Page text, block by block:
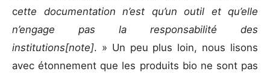
cette documentation n’est qu’un outil et qu’elle
n’engage pas la responsabilité des
institutions[note]. » Un peu plus loin, nous lisons
avec étonnement que les produits bio ne sont pas